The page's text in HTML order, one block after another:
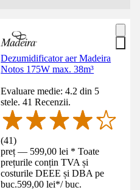
Dezumidificator aer Madeira
Notos 175W max. 38m³
Evaluare medie: 4.2 din 5
stele. 41 Recenzii.
(41)
preț — 599,00 lei * Toate
prețurile conțin TVA și
costurile DEEE și DBA pe
buc.599,00 lei*/ buc.